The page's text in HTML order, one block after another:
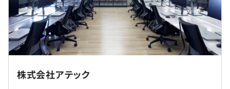
・通信教育受講支援
・展示会・セミナー参加支援
◎質問／相談しやすい環境づくりを心がけています。
大阪営業所
〒530-0001 大阪府大阪市北区梅田三丁目4番5号 毎日新
聞ビル6F
※兵庫県などへの配属もございます。
▼基本給
大学(学部)、専門(本科)：202,400円
高専(専攻科)：210,500円
大学院：219,500円
3年制専修：196,500円
2年制専修技術短大：220,900円
前年度 男性19人 女性5人
2年度前 男性34人 女性6人
3年度前 男性90人 女性14人
平均勤続年数
7.0年
株式会社アテック